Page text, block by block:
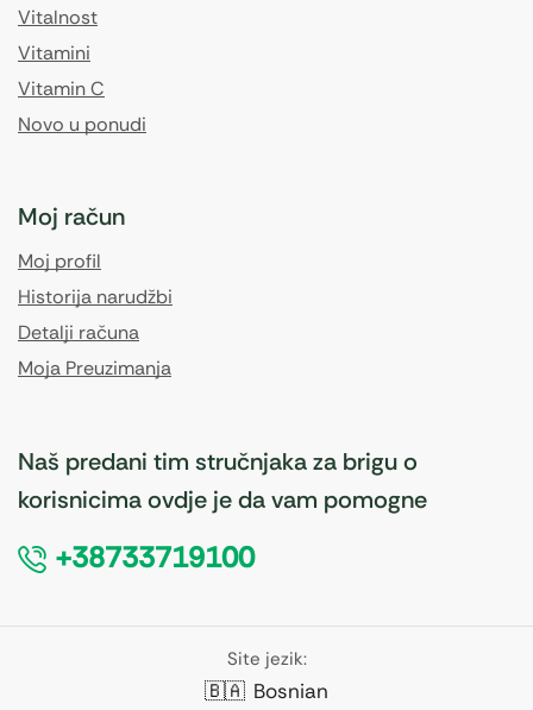
Vitalnost
Vitamini
Vitamin C
Novo u ponudi
Moj račun
Moj profil
Historija narudžbi
Detalji računa
Moja Preuzimanja
Naš predani tim stručnjaka za brigu o
korisnicima ovdje je da vam pomogne
+38733719100
Site jezik:
🇧🇦 Bosnian